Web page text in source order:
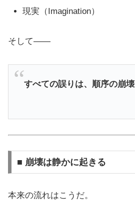
現実（Imagination）
そして――
すべての誤りは、順序の崩壊
■ 崩壊は静かに起きる
本来の流れはこうだ。